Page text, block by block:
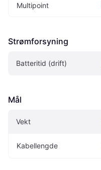
Multipoint
Strømforsyning
Batteritid (drift)
Mål
Vekt
Kabellengde